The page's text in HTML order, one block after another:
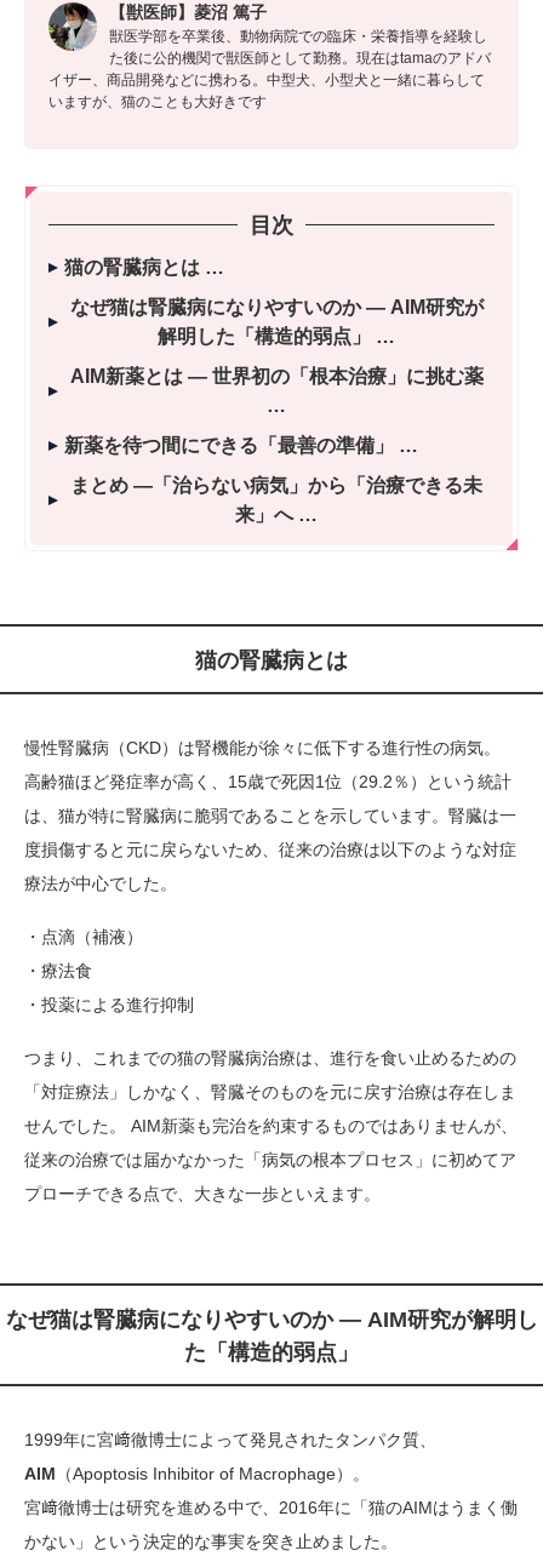
【獣医師】菱沼 篤子
獣医学部を卒業後、動物病院での臨床・栄養指導を経験し
た後に公的機関で獣医師として勤務。現在はtamaのアドバ
イザー、商品開発などに携わる。中型犬、小型犬と一緒に暮らして
いますが、猫のことも大好きです
目次
猫の腎臓病とは
なぜ猫は腎臓病になりやすいのか ― AIM研究が
解明した「構造的弱点」
AIM新薬とは ― 世界初の「根本治療」に挑む薬
新薬を待つ間にできる「最善の準備」
まとめ ―「治らない病気」から「治療できる未
来」へ
猫の腎臓病とは
慢性腎臓病（CKD）は腎機能が徐々に低下する進行性の病気。
高齢猫ほど発症率が高く、15歳で死因1位（29.2％）という統計
は、猫が特に腎臓病に脆弱であることを示しています。腎臓は一
度損傷すると元に戻らないため、従来の治療は以下のような対症
療法が中心でした。
・点滴（補液）
・療法食
・投薬による進行抑制
つまり、これまでの猫の腎臓病治療は、進行を食い止めるための
「対症療法」しかなく、腎臓そのものを元に戻す治療は存在しま
せんでした。 AIM新薬も完治を約束するものではありませんが、
従来の治療では届かなかった「病気の根本プロセス」に初めてア
プローチできる点で、大きな一歩といえます。
なぜ猫は腎臓病になりやすいのか ― AIM研究が解明し
た「構造的弱点」
1999年に宮﨑徹博士によって発見されたタンパク質、
AIM （Apoptosis Inhibitor of Macrophage）。
宮﨑徹博士は研究を進める中で、2016年に「猫のAIMはうまく働
かない」という決定的な事実を突き止めました。